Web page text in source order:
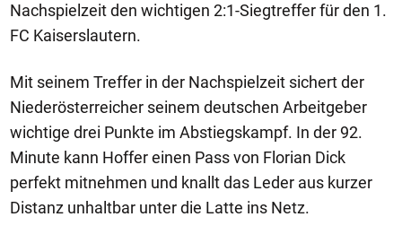
Nachspielzeit den wichtigen 2:1-Siegtreffer für den 1.
FC Kaiserslautern.
Mit seinem Treffer in der Nachspielzeit sichert der
Niederösterreicher seinem deutschen Arbeitgeber
wichtige drei Punkte im Abstiegskampf. In der 92.
Minute kann Hoffer einen Pass von Florian Dick
perfekt mitnehmen und knallt das Leder aus kurzer
Distanz unhaltbar unter die Latte ins Netz.